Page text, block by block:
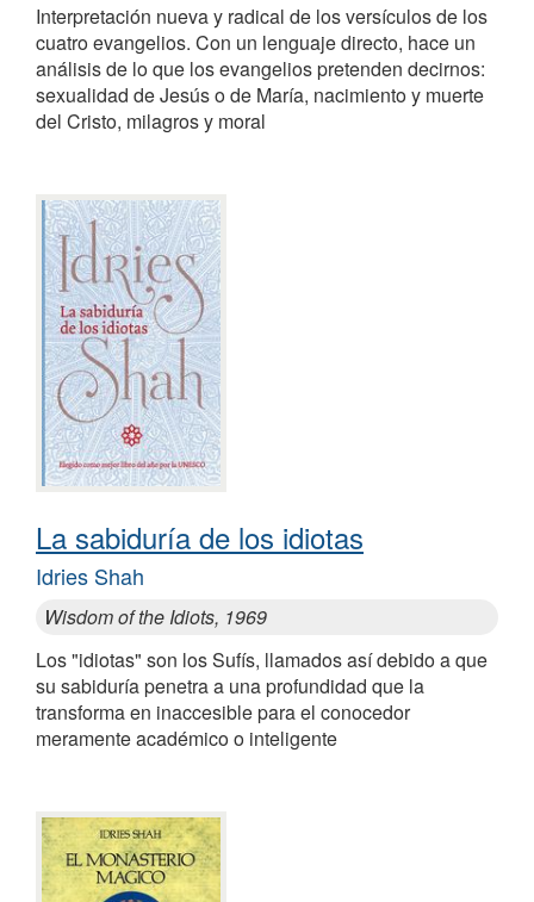
Interpretación nueva y radical de los versículos de los
cuatro evangelios. Con un lenguaje directo, hace un
análisis de lo que los evangelios pretenden decirnos:
sexualidad de Jesús o de María, nacimiento y muerte
del Cristo, milagros y moral
La sabiduría de los idiotas
Idries Shah
Wisdom of the Idiots, 1969
Los "idiotas" son los Sufís, llamados así debido a que
su sabiduría penetra a una profundidad que la
transforma en inaccesible para el conocedor
meramente académico o inteligente